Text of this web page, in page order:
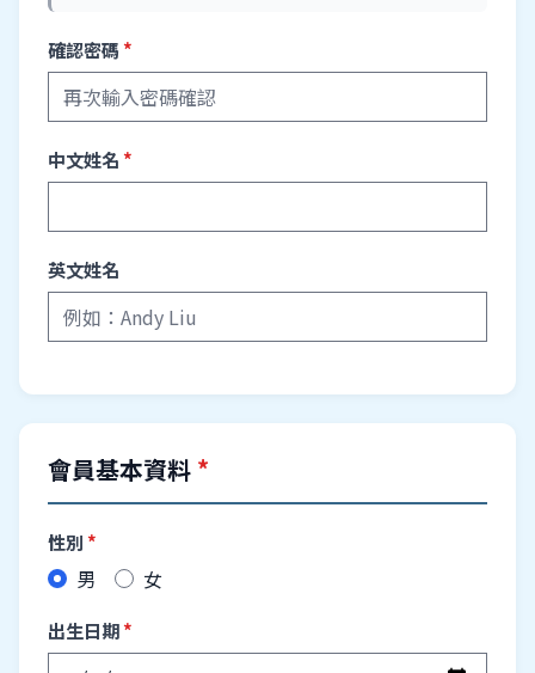
確認密碼 *
中文姓名 *
英文姓名
會員基本資料 *
性別 *
男 女
出生日期*